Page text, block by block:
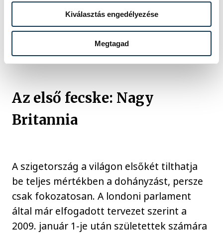
Kiválasztás engedélyezése
Megtagad
a közösségi médiában történő
reklámozás, promóció és
szponzorációs lehetőségek átfogó
tilalmának érvényesítése.
Az első fecske: Nagy
Britannia
A szigetország a világon elsőkét tilthatja
be teljes mértékben a dohányzást, persze
csak fokozatosan. A londoni parlament
által már elfogadott tervezet szerint a
2009. január 1-je után születettek számára